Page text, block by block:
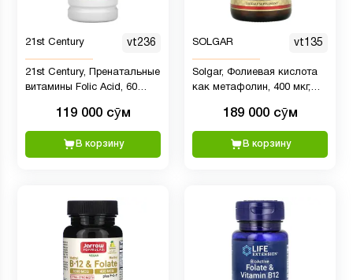
21st Century vt236
21st Century, Пренатальные
витамины Folic Acid, 60
119 000 сӯм
В корзину
SOLGAR vt135
Solgar, Фолиевая кислота
как метафолин, 400 мкг,
189 000 сӯм
В корзину